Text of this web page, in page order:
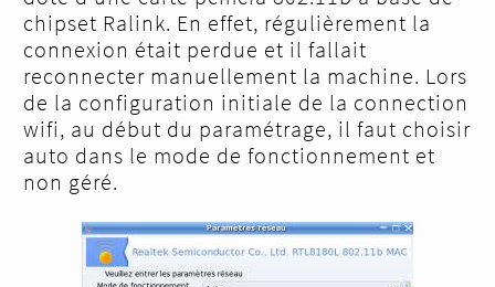
chipset Ralink. En effet, régulièrement la
connexion était perdue et il fallait
reconnecter manuellement la machine. Lors
de la configuration initiale de la connection
wifi, au début du paramétrage, il faut choisir
auto dans le mode de fonctionnement et
non géré.